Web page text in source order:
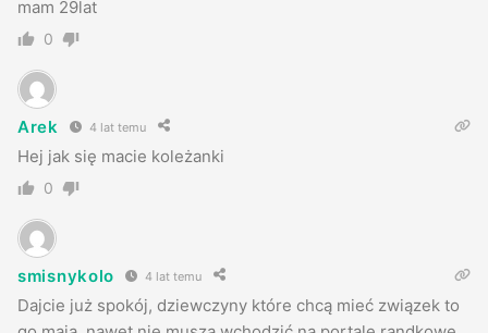
mam 29lat
0
Arek 4 lat temu
Hej jak się macie koleżanki
0
smisnykolo 4 lat temu
Dajcie już spokój, dziewczyny które chcą mieć związek to